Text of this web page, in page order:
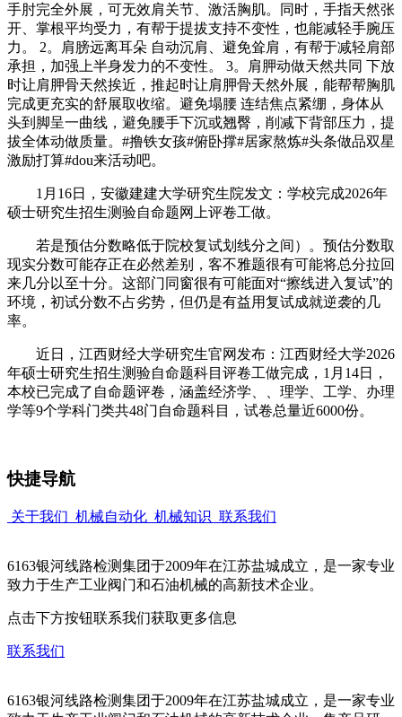
手肘完全外展，可无效肩关节、激活胸肌。同时，手指天然张
开、掌根平均受力，有帮于提拔支持不变性，也能减轻手腕压
力。 2。肩膀远离耳朵 自动沉肩、避免耸肩，有帮于减轻肩部
承担，加强上半身发力的不变性。 3。肩胛动做天然共同 下放
时让肩胛骨天然挨近，推起时让肩胛骨天然外展，能帮帮胸肌
完成更充实的舒展取收缩。避免塌腰 连结焦点紧绷，身体从
头到脚呈一曲线，避免腰手下沉或翘臀，削减下背部压力，提
拔全体动做质量。#撸铁女孩#俯卧撑#居家熬炼#头条做品双星
激励打算#dou来活动吧。
1月16日，安徽建建大学研究生院发文：学校完成2026年
硕士研究生招生测验自命题网上评卷工做。
若是预估分数略低于院校复试划线分之间）。预估分数取
现实分数可能存正在必然差别，客不雅题很有可能将总分拉回
来几分以至十分。这部门同窗很有可能面对“擦线进入复试”的
环境，初试分数不占劣势，但仍是有益用复试成就逆袭的几
率。
近日，江西财经大学研究生官网发布：江西财经大学2026
年硕士研究生招生测验自命题科目评卷工做完成，1月14日，
本校已完成了自命题评卷，涵盖经济学、、理学、工学、办理
学等9个学科门类共48门自命题科目，试卷总量近6000份。
快捷导航
关于我们 机械自动化 机械知识 联系我们
6163银河线路检测集团于2009年在江苏盐城成立，是一家专业
致力于生产工业阀门和石油机械的高新技术企业。
点击下方按钮联系我们获取更多信息
联系我们
6163银河线路检测集团于2009年在江苏盐城成立，是一家专业